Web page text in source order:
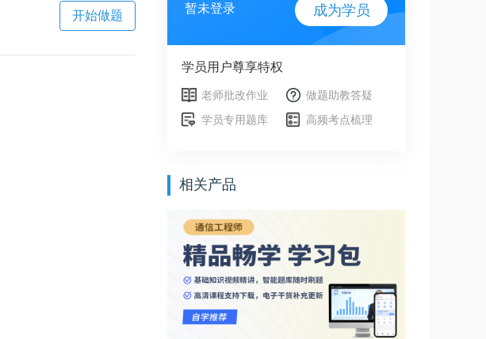
开始做题
暂未登录 成为学员
学员用户尊享特权
老师批改作业
做题助教答疑
学员专用题库
高频考点梳理
相关产品